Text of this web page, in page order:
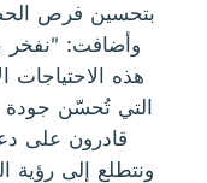
بتحسين فرص
وأضافت: "نفخر
هذه الاحتياجات
التي تُحسّن جودة
قادرون على
ونتطلع إلى رؤية